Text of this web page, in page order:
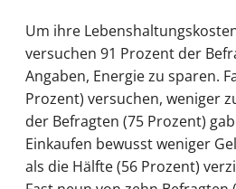
Um ihre
versuchen 91 Prozent der
Angaben, Energie zu sparen.
Prozent) versuchen, weniger
der Befragten (75 Prozent)
Einkaufen bewusst weniger
als die Hälfte (56 Prozent)